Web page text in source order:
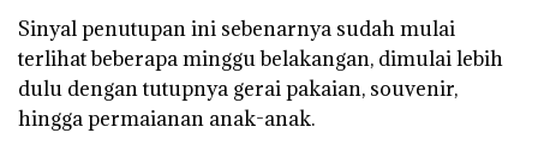
Sinyal penutupan ini sebenarnya sudah mulai
terlihat beberapa minggu belakangan, dimulai lebih
dulu dengan tutupnya gerai pakaian, souvenir,
hingga permaianan anak-anak.